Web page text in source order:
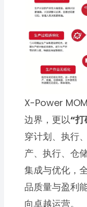
X-Power
边界，更以“
穿计划、执行
产、执行、仓
集成与优化，
品质量与盈利
向卓越运营。